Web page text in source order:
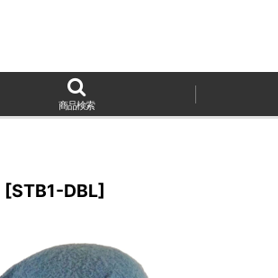
商品検索
[STB1-DBL]